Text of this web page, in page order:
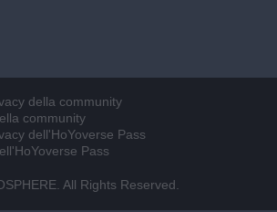
della community
community
dell'HoYoverse Pass
Pass
All Rights Reserved.